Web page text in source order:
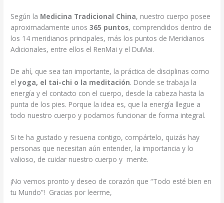
Según la Medicina Tradicional China, nuestro cuerpo posee
aproximadamente unos365 puntos, comprendidos dentro de
los 14 meridianos principales, más los puntos de Meridianos
Adicionales, entre ellos el RenMai y el DuMai.
De ahí, que sea tan importante, la práctica de disciplinas como
elyoga, el tai-chi o la meditación. Donde se trabaja la
energía y el contacto con el cuerpo, desde la cabeza hasta la
punta de los pies. Porque la idea es, que la energía llegue a
todo nuestro cuerpo y podamos funcionar de forma integral.
Si te ha gustado y resuena contigo, compártelo, quizás hay
personas que necesitan aún entender, la importancia y lo
valioso, de cuidar nuestro cuerpo y mente.
¡No vemos pronto y deseo de corazón que “Todo esté bien en
tu Mundo”! Gracias por leerme,